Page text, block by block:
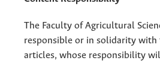
The Faculty of Agricultural
responsible or in solidarity with
articles, whose responsibility